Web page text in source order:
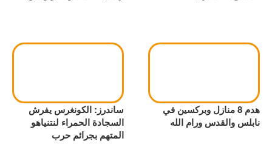
هدم 8 منازل وبركسين في
نابلس والقدس ورام الله
ساندرز: الكونغرس يفرش
السجادة الحمراء لنتنياهو
المتهم بجرائم حرب